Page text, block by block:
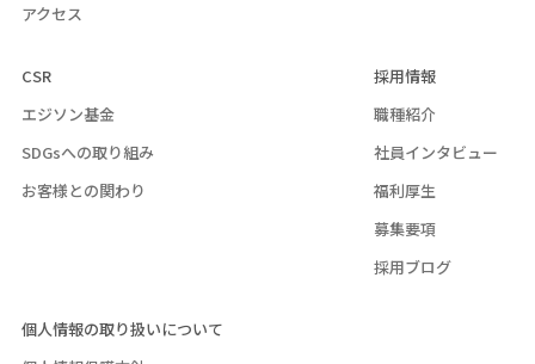
アクセス
CSR
エジソン基金
SDGsへの取り組み
お客様との関わり
採用情報
職種紹介
社員インタビュー
福利厚生
募集要項
採用ブログ
個人情報の取り扱いについて